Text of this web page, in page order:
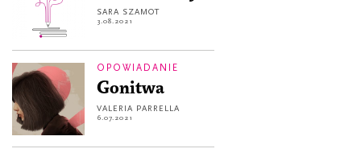
SARA SZAMOT
3.08.2021
OPOWIADANIE
Gonitwa
VALERIA PARRELLA
6.07.2021